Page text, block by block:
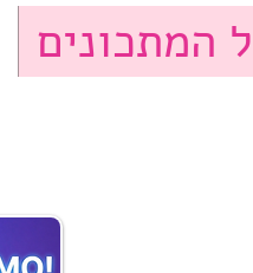
המתכונים